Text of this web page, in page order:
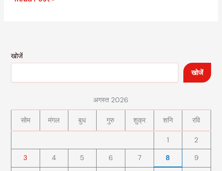
ಹೈ.
खोजें
खोजें
अगस्त 2026
सोम मंगल बुध गुरु शुक्र शनि रवि
1
2
3
4 5 6 7 8 9